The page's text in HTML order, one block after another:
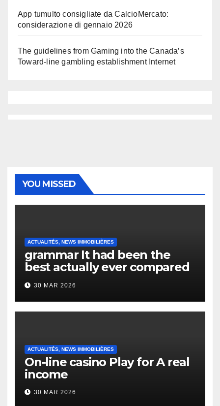
App tumulto consigliate da CalcioMercato:
considerazione di gennaio 2026
The guidelines from Gaming into the Canada’s
Toward-line gambling establishment Internet
YOU MISSED
ACTUALITÉS, NEWS IMMOBILIÈRES
grammar It had been the
best actually ever compared
to it’s the top actually?
English Vocabulary Learners
Heap Change
30 MAR 2026
ACTUALITÉS, NEWS IMMOBILIÈRES
On-line casino Play for A real
income
30 MAR 2026